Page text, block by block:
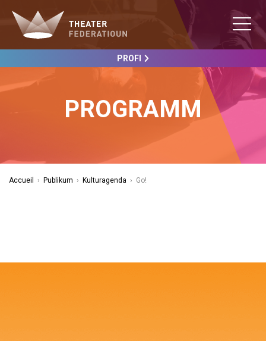
PROFI
PROGRAMM
Accueil › Publikum › Kulturagenda › Go!